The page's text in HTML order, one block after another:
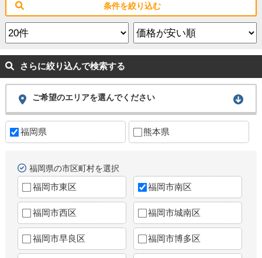
条件を絞り込む
さらに絞り込んで検索する
ご希望のエリアを選んでください
福岡県 熊本県
福岡県の市区町村を選択
福岡市東区 福岡市南区
福岡市西区 福岡市城南区
福岡市早良区 福岡市博多区